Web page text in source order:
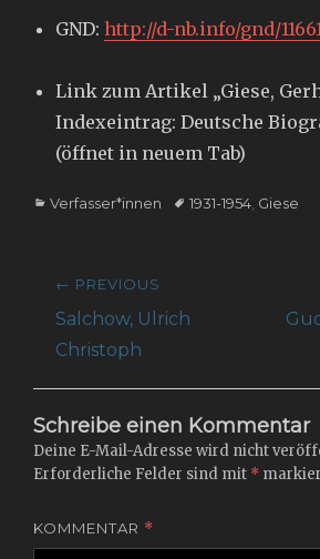
GND: http://d-nb.info/gnd/
Link zum Artikel „Giese,
Indexeintrag: Deutsche
(öffnet in neuem Tab)
Categories
Verfasser*innen Tags1931-1954, Giese
Beitragsnavigation
← PREVIOUS
Previous
post:
Salchow, Ulrich
Christoph
Next
Schreibe einen Kommentar
Deine E-Mail-Adresse wird nicht
Erforderliche Felder sind mit *
KOMMENTAR *